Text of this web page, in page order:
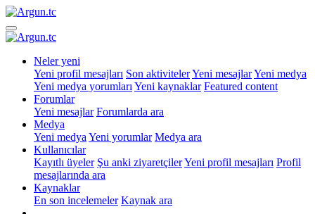
Neler yeni
Yeni profil mesajları Son aktivitelerYeni mesajlarYeni medya
Yeni medya yorumları Yeni kaynaklar Featured content
Forumlar
Yeni mesajlar Forumlarda ara
Medya
Yeni medya Yeni yorumlar Medya ara
Kullanıcılar
Kayıtlı üyeler Şu anki ziyaretçilerYeni profil mesajları Profil
mesajlarında ara
Kaynaklar
En son incelemeler Kaynak ara